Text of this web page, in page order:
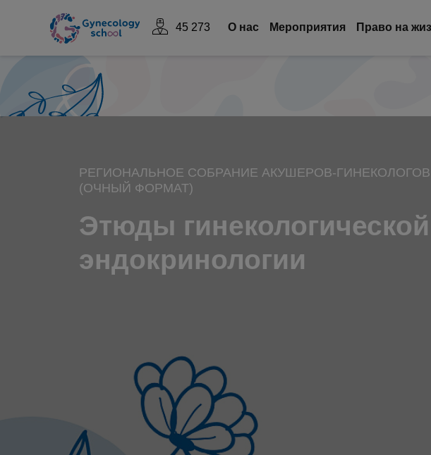
45 273 О нас Mероприятия Право на
РЕГИОНАЛЬНОЕ СОБРАНИЕ АКУШЕРОВ-ГИНЕКОЛОГОВ
(ОЧНЫЙ ФОРМАТ)
Этюды гинекологической
эндокринологии